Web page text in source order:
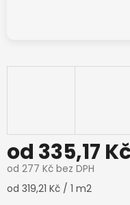
od 335,17
od 277 Kč bez DPH
Měrná
od 319,21 Kč / 1 m2